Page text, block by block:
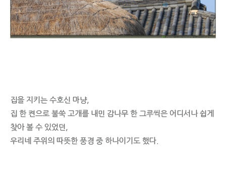
집을 지키는 수호신 마냥,
집 한 켠으로 불쑥 고개를 내민 감나무 한 그루씩은 어디서나 쉽게
찾아 볼 수 있었던,
우리네 주위의 따뜻한 풍경 중 하나이기도 했다.